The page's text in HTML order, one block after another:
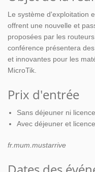
Le système d'exploitation
offrent une nouvelle et
proposées par les
conférence présentera
et innovantes pour les
MicroTik.
Prix d'entrée
Sans déjeuner ni
Avec déjeuner et
fr.mum.mustarrive